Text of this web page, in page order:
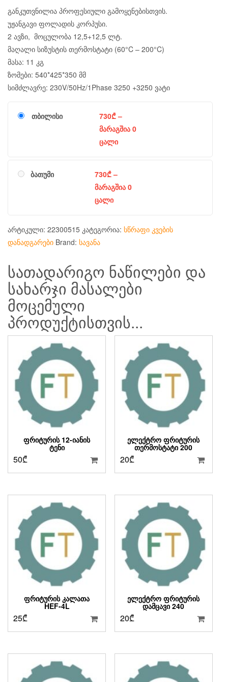
განკუთვნილია პროფესიული გამოყენებისთვის.
უჟანგავი ფოლადის კორპუსი.
2 ავზი, მოცულობა 12,5+12,5 ლტ.
მაღალი სიზუსტის თერმოსტატი (60°C – 200°C)
მასა: 11 კგ
ზომები: 540*425*350 მმ
სიმძლავრე: 230V/50Hz/1Phase 3250 +3250 ვატი
თბილისი 730₾–
მარაგშია 0
ცალი
ბათუმი 730₾–
მარაგშია 0
ცალი
არტიკული: 22300515 კატეგორია: სწრაფი კვების
დანადგარები Brand: სავანა
სათადარიგო ნაწილები და
სახარჯი მასალები
მოცემული
პროდუქტისთვის...
ᲤᲠᲘᲢᲣᲠᲘᲡ 12-ᲘᲐᲜᲘᲡ
ᲢᲔᲜᲘ
50₾
ᲔᲚᲔᲥᲢᲠᲝ ᲤᲠᲘᲢᲣᲠᲘᲡ
ᲗᲔᲠᲛᲝᲡᲢᲐᲢᲘ 200
20₾
ᲤᲠᲘᲢᲣᲠᲘᲡ ᲙᲐᲚᲐᲗᲐ
HEF-4L
25₾
ᲔᲚᲔᲥᲢᲠᲝ ᲤᲠᲘᲢᲣᲠᲘᲡ
ᲓᲐᲛᲪᲐᲕᲘ 240
20₾